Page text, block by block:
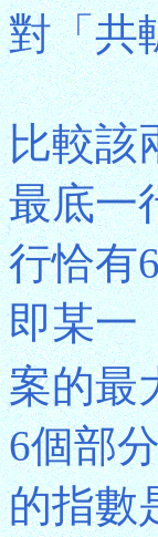
對「共
比較該
最底一
行恰有
即某一
案的最
6個部
的指數